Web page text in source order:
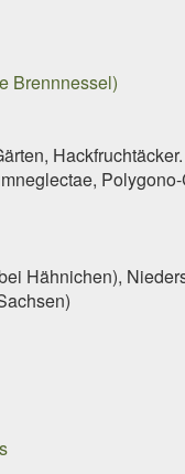
Brennnessel)
Hackfruchtäcker.
Hähnichen),